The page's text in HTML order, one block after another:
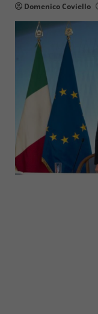
Domenico Coviello